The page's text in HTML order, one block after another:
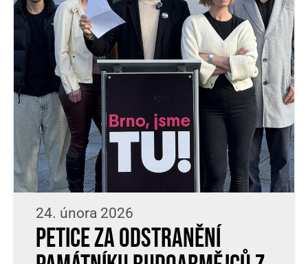
24. února 2026
Petice za odstranění